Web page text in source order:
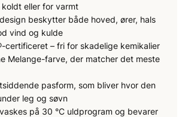
eller for varmt
beskytter både hoved, ører, hals
vind og kulde
certificeret – fri for skadelige kemikalier
Melange-farve, der matcher det meste
pasform, som bliver hvor den
leg og søvn
på 30 °C uldprogram og bevarer